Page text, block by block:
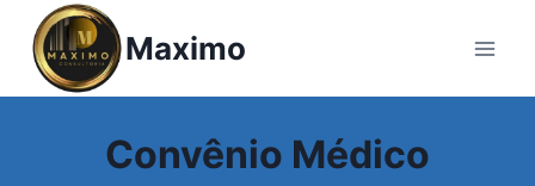
Maximo
Convênio Médico